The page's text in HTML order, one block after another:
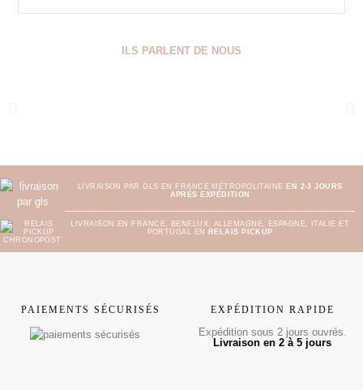
ILS PARLENT DE NOUS
LIVRAISON PAR GLS EN FRANCE MÉTROPOLITAINE EN 2-3 JOURS
APRÈS EXPÉDITION
LIVRAISON EN FRANCE, BENELUX, ALLEMAGNE, ESPAGNE, ITALIE ET
PORTUGAL EN
RELAIS PICKUP
PAIEMENTS SÉCURISÉS EXPÉDITION RAPIDE
Expédition sous 2 jours ouvrés.
Livraison en 2 à 5 jours